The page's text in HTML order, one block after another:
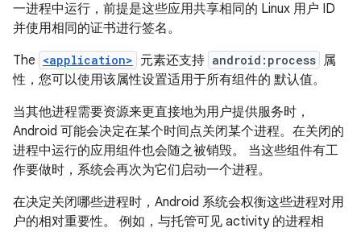
一进程中运行，前提是这些应用共享相同的 Linux 用户 ID
并使用相同的证书进行签名。
The <application> 元素还支持 android:process 属
性，您可以使用该属性设置适用于所有组件的 默认值。
当其他进程需要资源来更直接地为用户提供服务时，
Android 可能会决定在某个时间点关闭某个进程。在关闭的
进程中运行的应用组件也会随之被销毁。 当这些组件有工
作要做时，系统会再次为它们启动一个进程。
在决定关闭哪些进程时，Android 系统会权衡这些进程对用
户的相对重要性。 例如，与托管可见 activity 的进程相